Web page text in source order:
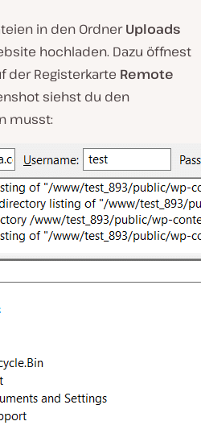
in den OrdnerUploads
hochladen. Dazu öffnest
der Registerkarte Remote
siehst du den
musst: